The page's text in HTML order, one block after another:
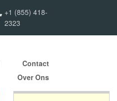
+1 (855) 418-
2323
Contact
Over Ons